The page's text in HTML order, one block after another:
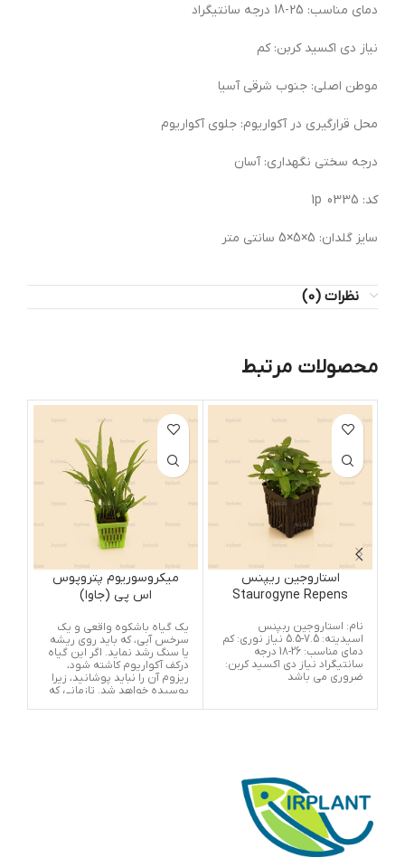
دمای مناسب: 25-18 درجه سانتیگراد
نیاز دی اکسید کربن: کم
موطن اصلی: جنوب شرقی آسیا
محل قرارگیری در آکواریوم: جلوی آکواریوم
درجه سختی نگهداری: آسان
کد: 0335 1p
سایز گلدان: 5×5×5 سانتی متر
نظرات (0)
محصولات مرتبط
استاروجین ریپنس
Staurogyne Repens
نام: استاروجین ربپنس
اسیدیته: 7.5-5.5 نیاز نوری: کم
دمای مناسب: 26-18 درجه
سانتیگراد نیاز دی اکسید کربن:
ضروری می باشد
میکروسوریوم پتروپوس
اس پی (جاوا)
SP
یک گیاه باشکوه واقعی و یک
سرخس آبی، که باید روی ریشه
یا سنگ رشد نماید. اگر این گیاه
درکف آکواریوم کاشته شود،
ریزوم آن را نباید پوشانید، زیرا
پوسیده خواهد شد. تازمانی که